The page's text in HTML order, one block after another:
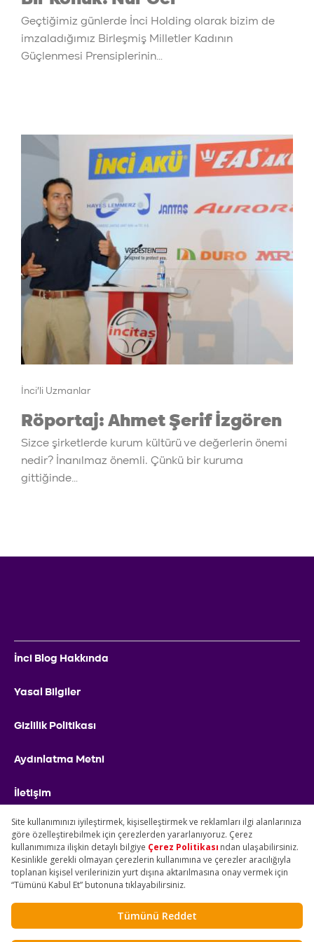
Geçtiğimiz günlerde İnci Holding olarak bizim de
imzaladığımız Birleşmiş Milletler Kadının
Güçlenmesi Prensiplerinin…
İnci'li Uzmanlar
Röportaj: Ahmet Şerif İzgören
Sizce şirketlerde kurum kültürü ve değerlerin önemi
nedir? İnanılmaz önemli. Çünkü bir kuruma
gittiğinde…
İnci Blog Hakkında
Yasal Bilgiler
Gizlilik Politikası
Aydınlatma Metni
İletişim
İnci Holding